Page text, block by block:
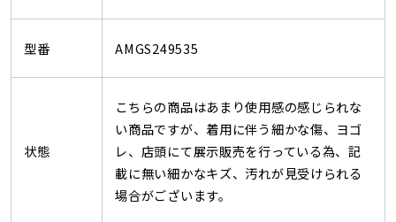
型番 AMGS249535
状態
こちらの商品はあまり使用感の感じられな
い商品ですが、着用に伴う細かな傷、ヨゴ
レ、店頭にて展示販売を行っている為、記
載に無い細かなキズ、汚れが見受けられる
場合がございます。